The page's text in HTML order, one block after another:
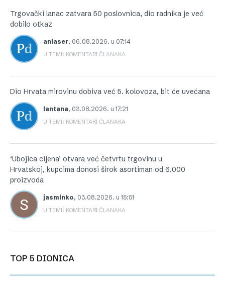
Trgovački lanac zatvara 50 poslovnica, dio radnika je već
dobilo otkaz
anlaser, 06.08.2026. u 07:14
U TEMI: KOMENTARI ČLANAKA
Dio Hrvata mirovinu dobiva već 5. kolovoza, bit će uvećana
lantana, 03.08.2026. u 17:21
U TEMI: KOMENTARI ČLANAKA
‘Ubojica cijena’ otvara već četvrtu trgovinu u
Hrvatskoj, kupcima donosi širok asortiman od 6.000
proizvoda
jasminko, 03.08.2026. u 15:51
U TEMI: KOMENTARI ČLANAKA
TOP 5 DIONICA